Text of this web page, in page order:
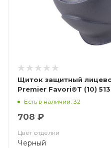
Щиток защитный
Premier Favori®T (10)
Есть в наличии: 32
708 ₽
Цвет отделки
Черный